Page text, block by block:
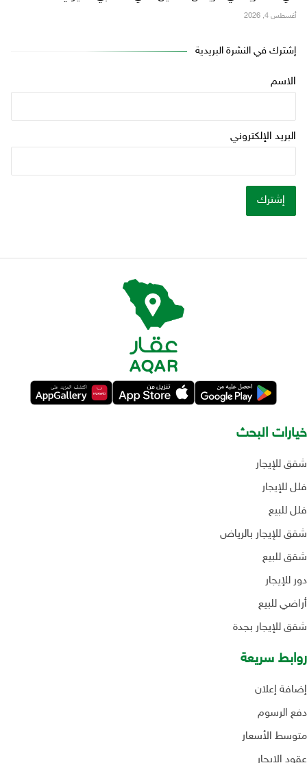
أغسطس 4, 2026
إشترك في النشرة البريدية
الاسم
البريد الإلكتروني
خيارات البحث
شقق للإيجار
فلل للإيجار
فلل للبيع
شقق للإيجار بالرياض
شقق للبيع
دور للإيجار
أراضي للبيع
شقق للإيجار بجدة
روابط سريعة
إضافة إعلان
دفع الرسوم
متوسط الأسعار
عقود الإيجار